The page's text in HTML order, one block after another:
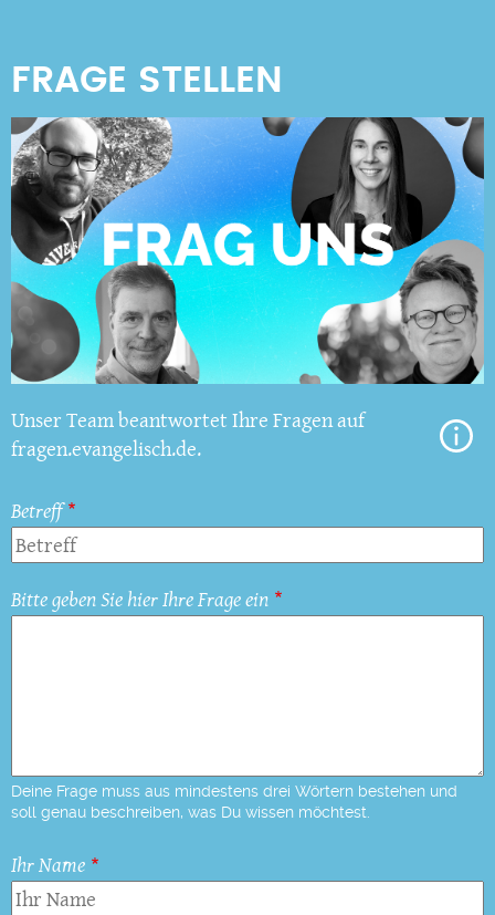
Unser Team beantwortet Ihre Fragen auf
fragen.evangelisch.de.
Betreff
Bitte geben Sie hier Ihre Frage ein
Deine Frage muss aus mindestens drei Wörtern bestehen und
soll genau beschreiben, was Du wissen möchtest.
Ihr Name